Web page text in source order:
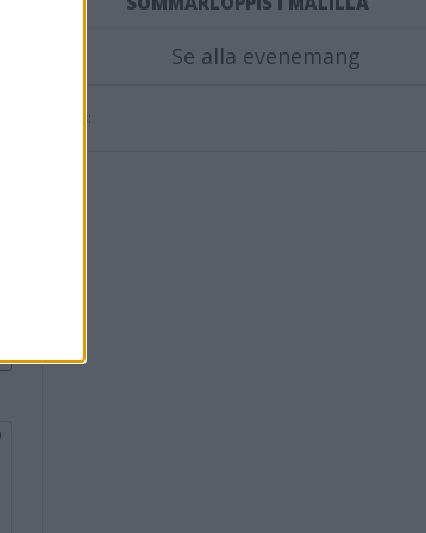
Se alla evenemang
Annons: